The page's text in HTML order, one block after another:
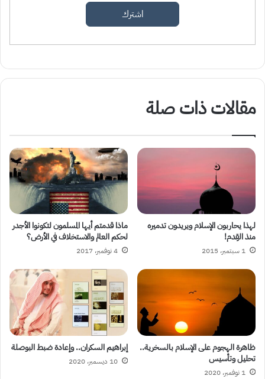
اشترك
مقالات ذات صلة
لهذا يحاربون الإسلام ويريدون تدميره
منذ القِدم!
1 سبتمبر، 2015
ماذا قدمتم أيها المسلمون لتكونوا الأجدر
لحكم العالم والاستخلاف في الأرض؟
4 نوفمبر، 2017
ظاهرة الهجوم على الإسلام بالسخرية..
تحليل وتأسيس
1 نوفمبر، 2020
إبراهيم السكران.. وإعادة ضبط البوصلة
10 ديسمبر، 2020